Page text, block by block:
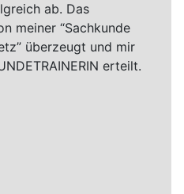
ab. Das
meiner “Sachkunde
überzeugt und mir
erteilt.